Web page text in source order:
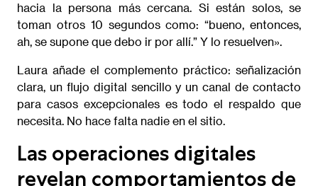
hacia la persona más cercana. Si están solos, se
toman otros 10 segundos como: “bueno, entonces,
ah, se supone que debo ir por allí.” Y lo resuelven».
Laura añade el complemento práctico: señalización
clara, un flujo digital sencillo y un canal de contacto
para casos excepcionales es todo el respaldo que
necesita. No hace falta nadie en el sitio.
Las operaciones digitales
revelan comportamientos de